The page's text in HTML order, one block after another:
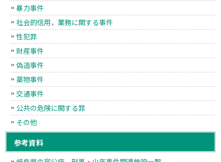
暴力事件
社会的信用，業務に関する事件
性犯罪
財産事件
偽造事件
薬物事件
交通事件
公共の危険に関する罪
その他
参考資料